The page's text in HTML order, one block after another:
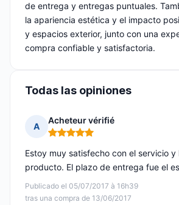
de entrega y entregas puntuales.
la apariencia estética y el impacto
y espacios exterior, junto con una
compra confiable y satisfactoria.
Todas las opiniones
A
Acheteur vérifié
Nota: 5 de 5
Publicado el 05/07/2017 à 16h39
tras una compra de 13/06/2017
Estoy muy satisfecho con el servicio
producto. El plazo de entrega fue el